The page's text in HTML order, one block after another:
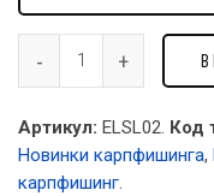
Артикул: ELSL02. Код
Новинки карпфишинга,
карпфишинг.